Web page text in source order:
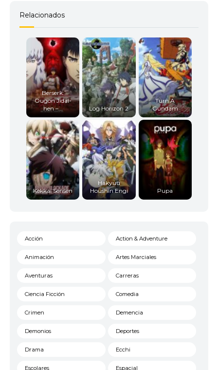
Relacionados
Berserk:
Ougon Jidai-
hen –...
Log Horizon 2
Turn A
Gundam
Kekkai Sensen
Hakyuu
Houshin Engi
Pupa
Acción Action & Adventure
Animación Artes Marciales
Aventuras Carreras
Ciencia Ficción Comedia
Crimen Demencia
Demonios Deportes
Drama Ecchi
Escolares Espacial